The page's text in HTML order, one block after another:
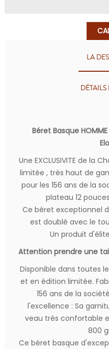
LA
Béret Basque
Une EXCLUSIVITE de la
limitée , très haut de
pour les 156 ans de la
plateau 12
Ce béret exceptionnel
est doublé avec le
Un produit
Attention prendre une
Disponible dans toutes
et en édition limitée.
156 ans de la
l'excellence : Sa
veau très confortable
800
Ce béret basque